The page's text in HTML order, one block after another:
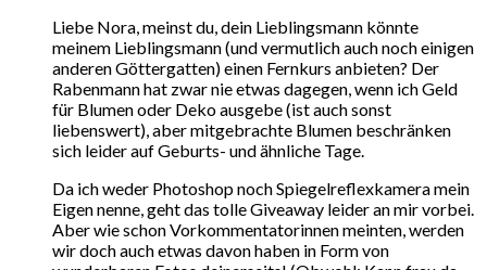
Liebe Nora, meinst du, dein Lieblingsmann könnte
meinem Lieblingsmann (und vermutlich auch noch einigen
anderen Göttergatten) einen Fernkurs anbieten? Der
Rabenmann hat zwar nie etwas dagegen, wenn ich Geld
für Blumen oder Deko ausgebe (ist auch sonst
liebenswert), aber mitgebrachte Blumen beschränken
sich leider auf Geburts- und ähnliche Tage.
Da ich weder Photoshop noch Spiegelreflexkamera mein
Eigen nenne, geht das tolle Giveaway leider an mir vorbei.
Aber wie schon Vorkommentatorinnen meinten, werden
wir doch auch etwas davon haben in Form von